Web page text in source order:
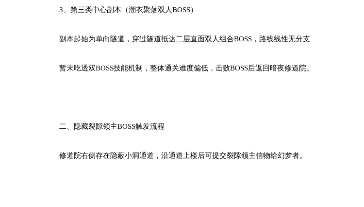
3、第三类中心副本（潮衣聚落双人BOSS）
副本起始为单向隧道，穿过隧道抵达二层直面双人组合BOSS，路线线性无分支
暂未吃透双BOSS技能机制，整体通关难度偏低，击败BOSS后返回暗夜修道院。
二、隐藏裂隙领主BOSS触发流程
修道院右侧存在隐蔽小洞通道，沿通道上楼后可提交裂隙领主信物给幻梦者。